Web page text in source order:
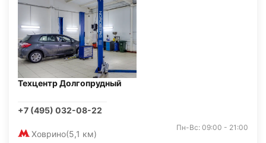
Техцентр Долгопрудный
+7 (495) 032-08-22
Ховрино(5,1 км)
Пн-Вс: 09:00 - 21:00